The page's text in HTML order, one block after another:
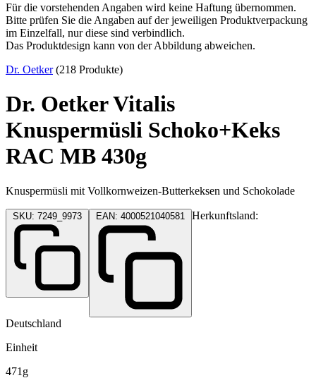
Für die vorstehenden Angaben wird keine Haftung übernommen.
Bitte prüfen Sie die Angaben auf der jeweiligen Produktverpackung
im Einzelfall, nur diese sind verbindlich.
Das Produktdesign kann von der Abbildung abweichen.
Dr. Oetker(218 Produkte)
Dr. Oetker Vitalis
Knuspermüsli Schoko+Keks
RAC MB 430g
Knuspermüsli mit Vollkornweizen-Butterkeksen und Schokolade
Herkunftsland:
Deutschland
Einheit
471g